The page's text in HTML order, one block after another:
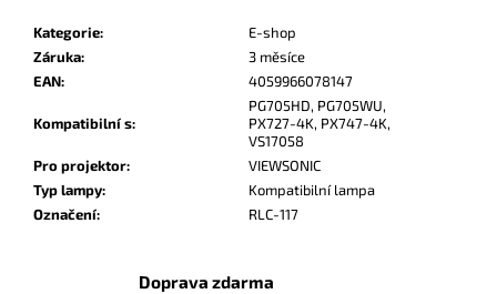
Kategorie:
E-shop
Záruka:
3 měsíce
EAN: 4059966078147
Kompatibilní s:
PG705HD, PG705WU,
PX727-4K, PX747-4K,
VS17058
Pro projektor:
VIEWSONIC
Typ lampy:
Kompatibilní lampa
Označení: RLC-117
Doprava zdarma